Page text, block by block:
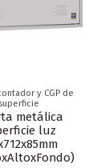
y CGP de
superficie
metálica
luz